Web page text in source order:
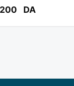
DA